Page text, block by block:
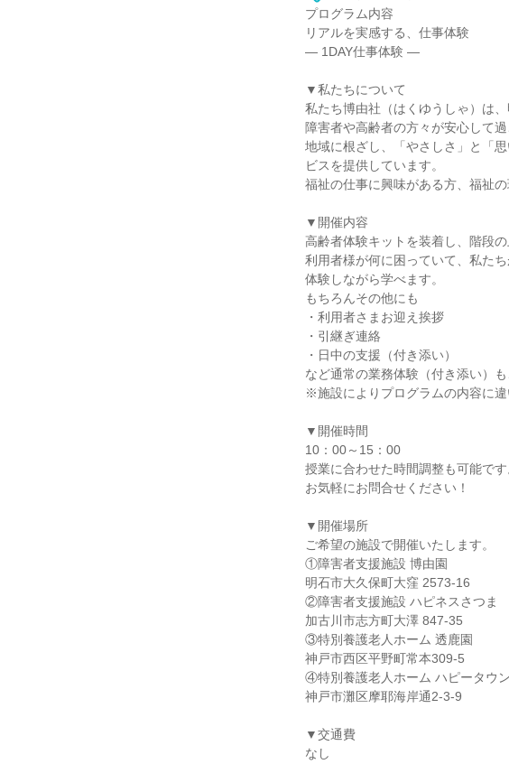
プログラム内容
リアルを実感する、仕事体験
― 1DAY仕事体験 ―
▼私たちについて
私たち博由社（はくゆうしゃ）は
障害者や高齢者の方々が安心して
地域に根ざし、「やさしさ」と「
ビスを提供しています。
福祉の仕事に興味がある方、福祉
▼開催内容
高齢者体験キットを装着し、階段
利用者様が何に困っていて、私たち
体験しながら学べます。
もちろんその他にも
・利用者さまお迎え挨拶
・引継ぎ連絡
・日中の支援（付き添い）
など通常の業務体験（付き添い）も
※施設によりプログラムの内容に違
▼開催時間
10：00～15：00
授業に合わせた時間調整も可能です
お気軽にお問合せください！
▼開催場所
ご希望の施設で開催いたします。
①障害者支援施設 博由園
明石市大久保町大窪 2573-16
②障害者支援施設 ハピネスさつま
加古川市志方町大澤 847-35
③特別養護老人ホーム 透鹿園
神戸市西区平野町常本309-5
④特別養護老人ホーム ハピータウ
神戸市灘区摩耶海岸通2-3-9
▼交通費
なし